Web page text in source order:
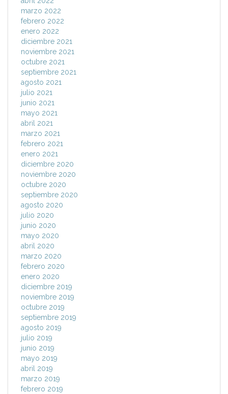
marzo 2022
febrero 2022
enero 2022
diciembre 2021
noviembre 2021
octubre 2021
septiembre 2021
agosto 2021
julio 2021
junio 2021
mayo 2021
abril 2021
marzo 2021
febrero 2021
enero 2021
diciembre 2020
noviembre 2020
octubre 2020
septiembre 2020
agosto 2020
julio 2020
junio 2020
mayo 2020
abril 2020
marzo 2020
febrero 2020
enero 2020
diciembre 2019
noviembre 2019
octubre 2019
septiembre 2019
agosto 2019
julio 2019
junio 2019
mayo 2019
abril 2019
marzo 2019
febrero 2019